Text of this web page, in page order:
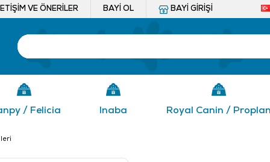
VE ÖNERILER BAYI OL BAYI GIRIŞI
/ Felicia Inaba Royal Canin /